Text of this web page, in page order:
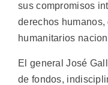
sus compromisos
derechos
humanitarios
El general José
de fondos,